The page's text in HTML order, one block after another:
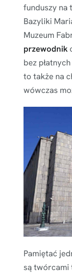
funduszy na
Bazyliki
Muzeum
przewodnik
bez
to także na
wówczas
Pamiętać
są twórcami